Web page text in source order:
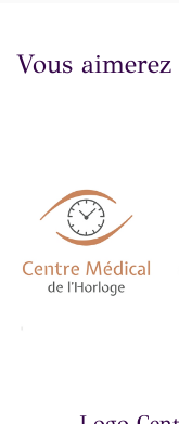
Vous